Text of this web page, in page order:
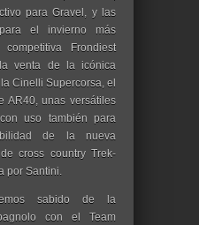
para Gravel, y las
el invierno más
Frondiest
venta de la icónica
Cinelli Supercorsa, el
AR40, unas versátiles
uso también para
de la nueva
cross country Trek-
por Santini.
sabido de la
con el Team